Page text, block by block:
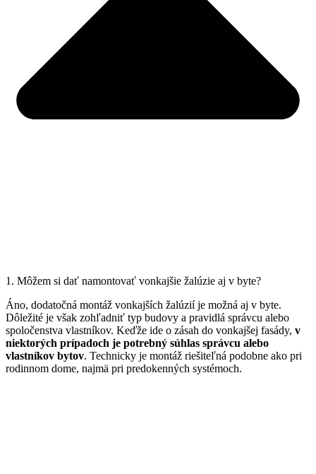
1. Môžem si dať namontovať vonkajšie žalúzie aj v byte?
Áno, dodatočná montáž vonkajších žalúzií je možná aj v byte.
Dôležité je však zohľadniť typ budovy a pravidlá správcu alebo
spoločenstva vlastníkov. Keďže ide o zásah do vonkajšej fasády, v
niektorých prípadoch je potrebný súhlas správcu alebo
vlastníkov bytov. Technicky je montáž riešiteľná podobne ako pri
rodinnom dome, najmä pri predokenných systémoch.